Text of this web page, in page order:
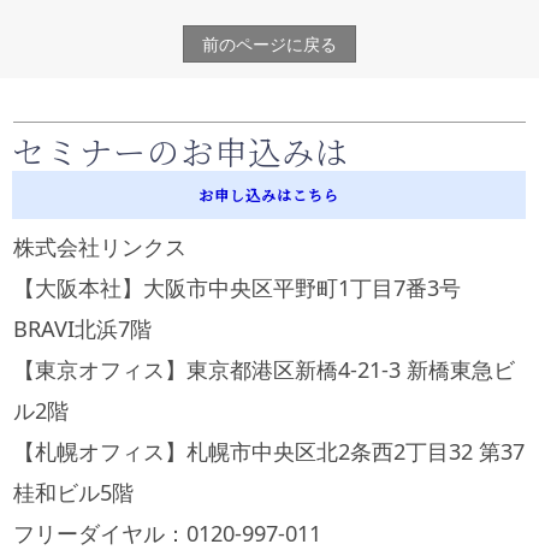
前のページに戻る
セミナーのお申込みは
お申し込みはこちら
株式会社リンクス
【大阪本社】大阪市中央区平野町1丁目7番3号
BRAVI北浜7階
【東京オフィス】東京都港区新橋4-21-3 新橋東急ビ
ル2階
【札幌オフィス】札幌市中央区北2条西2丁目32 第37
桂和ビル5階
フリーダイヤル：0120-997-011